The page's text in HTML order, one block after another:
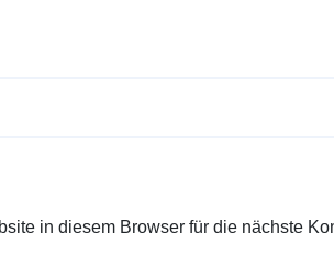
in diesem Browser für die nächste